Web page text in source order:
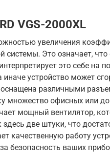
VGS-2000XL
увеличения
системы. Это означает,
это себе на
устройство может
оснащена различными
множество офисных или
мощный вентилятор,
здесь две штуки, что
качественную работу
безопасность ваших